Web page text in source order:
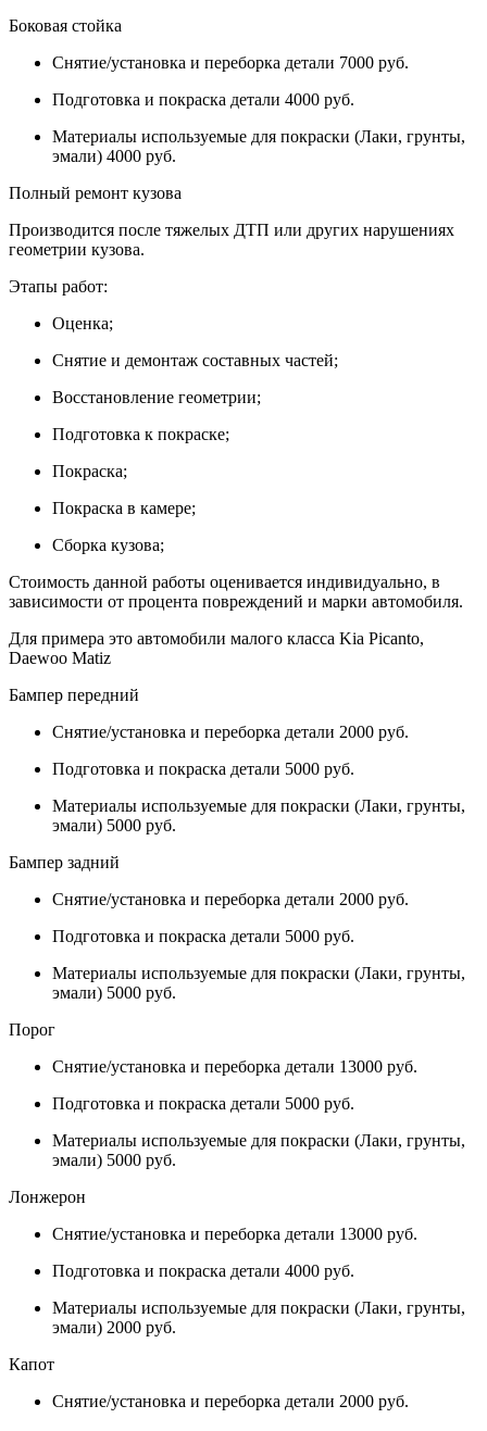
Боковая стойка
Снятие/установка и переборка детали 7000 руб.
Подготовка и покраска детали 4000 руб.
Материалы используемые для покраски (Лаки, грунты,
эмали) 4000 руб.
Полный ремонт кузова
Производится после тяжелых ДТП или других нарушениях
геометрии кузова.
Этапы работ:
Оценка;
Снятие и демонтаж составных частей;
Восстановление геометрии;
Подготовка к покраске;
Покраска;
Покраска в камере;
Сборка кузова;
Стоимость данной работы оценивается индивидуально, в
зависимости от процента повреждений и марки автомобиля.
Для примера это автомобили малого класса Kia Picanto,
Daewoo Matiz
Бампер передний
Снятие/установка и переборка детали 2000 руб.
Подготовка и покраска детали 5000 руб.
Материалы используемые для покраски (Лаки, грунты,
эмали) 5000 руб.
Бампер задний
Снятие/установка и переборка детали 2000 руб.
Подготовка и покраска детали 5000 руб.
Материалы используемые для покраски (Лаки, грунты,
эмали) 5000 руб.
Порог
Снятие/установка и переборка детали 13000 руб.
Подготовка и покраска детали 5000 руб.
Материалы используемые для покраски (Лаки, грунты,
эмали) 5000 руб.
Лонжерон
Снятие/установка и переборка детали 13000 руб.
Подготовка и покраска детали 4000 руб.
Материалы используемые для покраски (Лаки, грунты,
эмали) 2000 руб.
Капот
Снятие/установка и переборка детали 2000 руб.